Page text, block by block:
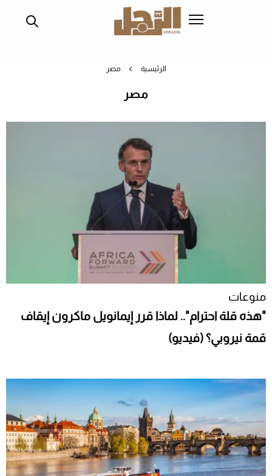
الرئيسية مصر
مصر
منوعات
"هذه قلة احترام".. لماذا قرر إيمانويل ماكرون إيقاف
قمة نيروبي؟ (فيديو)